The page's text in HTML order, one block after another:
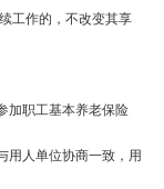
工作的，不改变其享
加职工基本养老保险
用人单位协商一致，用